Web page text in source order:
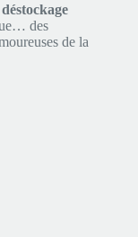
déstockage
des
de la